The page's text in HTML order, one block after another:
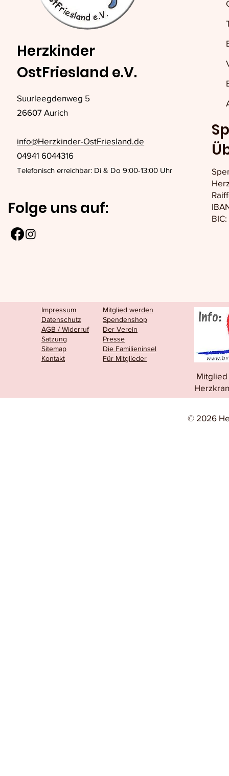
Herzkinder
OstFriesland e.V.
Suurleegdenweg 5
26607 Aurich
info@Herzkinder-OstFriesland.de
04941 6044316
Telefonisch erreichbar: Di & Do 9:00-13:00 Uhr
Folge uns auf:
Impressum
Datenschutz
AGB / Widerruf
Satzung
Sitemap
Kontakt
Mitglied werden
Spendenshop
Der Verein
Presse
Die Familieninsel
Für Mitglieder
© 2026